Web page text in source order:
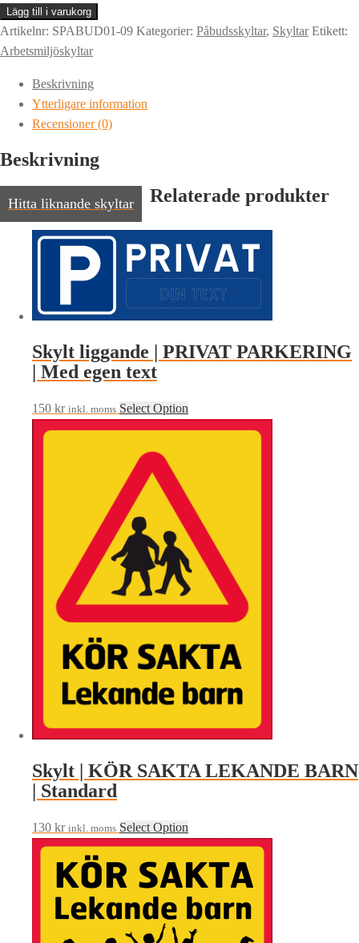
TVÄTTA
HÄNDERNA
TVÅL
mängd
Lägg till i varukorg
Artikelnr: SPABUD01-09 Kategorier: Påbudsskyltar, Skyltar Etikett:
Arbetsmiljöskyltar
Beskrivning
Ytterligare information
Recensioner (0)
Beskrivning
Hitta liknande skyltar Relaterade produkter
Skylt liggande | PRIVAT PARKERING
| Med egen text
150 kr inkl. moms Select Option
Skylt | KÖR SAKTA LEKANDE BARN
| Standard
130 kr inkl. moms Select Option